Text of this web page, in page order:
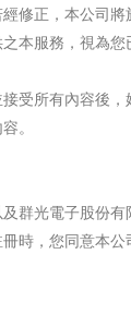
修正，本公司
本服務，視為
受所有內容後
。
群光電子股份
時，您同意本